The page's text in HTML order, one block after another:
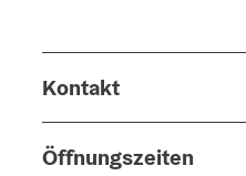
Kontakt
Öffnungszeiten